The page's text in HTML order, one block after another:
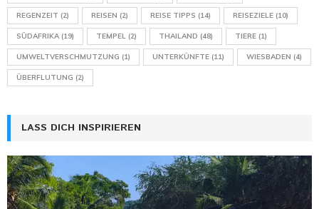
REGENZEIT (2) REISEN (2) REISE TIPPS (14) REISEZIELE (10)
SÜDAFRIKA(19) TEMPEL (2) THAILAND (48) TIERE (1)
UMWELTVERSCHMUTZUNG (1) UNTERKÜNFTE (11) WIESBADEN (4)
ÜBERFLUTUNG (2)
LASS DICH INSPIRIEREN